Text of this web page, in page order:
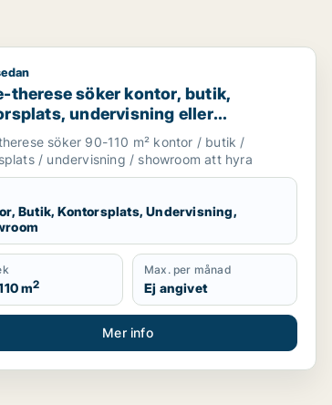
therese söker kontor, butik, kontorsplats,
therese söker kontor, butik,
undervisning eller
för uthyrning i Upplands
Järfälla eller Upplands-Bro m.fl.
söker 90-110 m² kontor / butik /
/ undervisning / showroom att hyra
Butik, Kontorsplats, Undervisning,
m2
Max. per månad
Ej angivet
Mer info